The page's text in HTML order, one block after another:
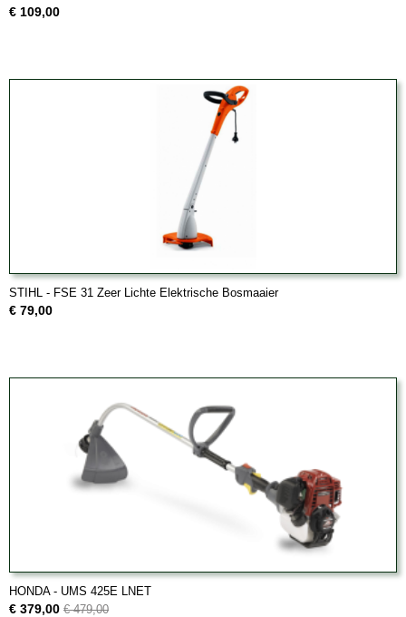
€ 109,00
STIHL - FSE 31 Zeer Lichte Elektrische Bosmaaier
€ 79,00
HONDA - UMS 425E LNET
€ 379,00 € 479,00